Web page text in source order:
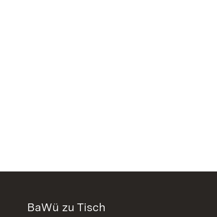
BaWü zu Tisch